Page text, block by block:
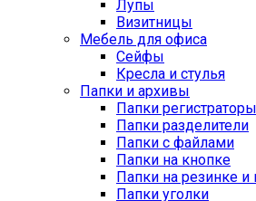
Лупы
Визитницы
Мебель для офиса
Сейфы
Кресла и стулья
Папки и архивы
Папки регистраторы
Папки разделители
Папки с файлами
Папки на кнопке
Папки на резинке
Папки уголки